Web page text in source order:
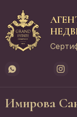
Имирова